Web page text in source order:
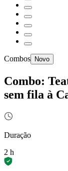
Combos Novo
Combo:
sem fila à
Duração
2 h